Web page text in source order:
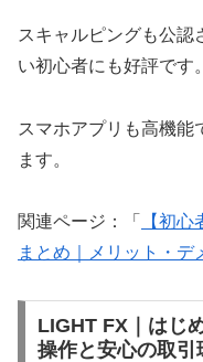
スキャルピングも公認
い初心者にも好評です。
スマホアプリも高機能
ます。
関連ページ：「
【初
まとめ｜メリット・デ
LIGHT FX｜はじ
操作と安心の取引